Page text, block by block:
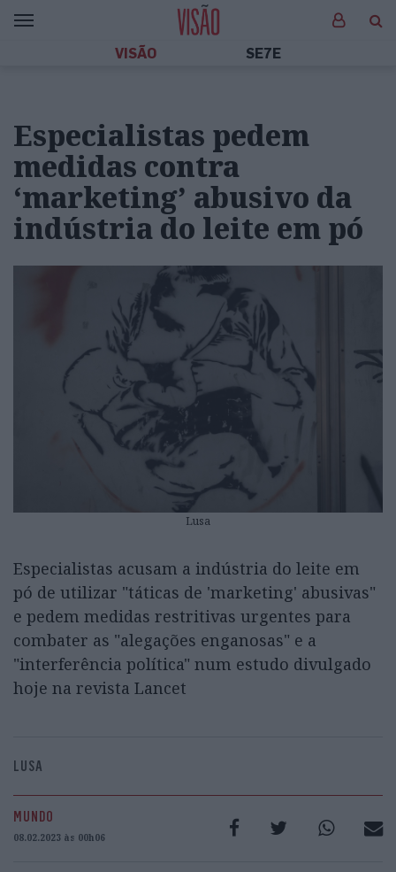
VISÃO SE7E
Especialistas pedem
medidas contra
‘marketing’ abusivo da
indústria do leite em pó
Lusa
Especialistas acusam a indústria do leite em
pó de utilizar "táticas de 'marketing' abusivas"
e pedem medidas restritivas urgentes para
combater as "alegações enganosas" e a
"interferência política" num estudo divulgado
hoje na revista Lancet
LUSA
MUNDO
08.02.2023 às 00h06